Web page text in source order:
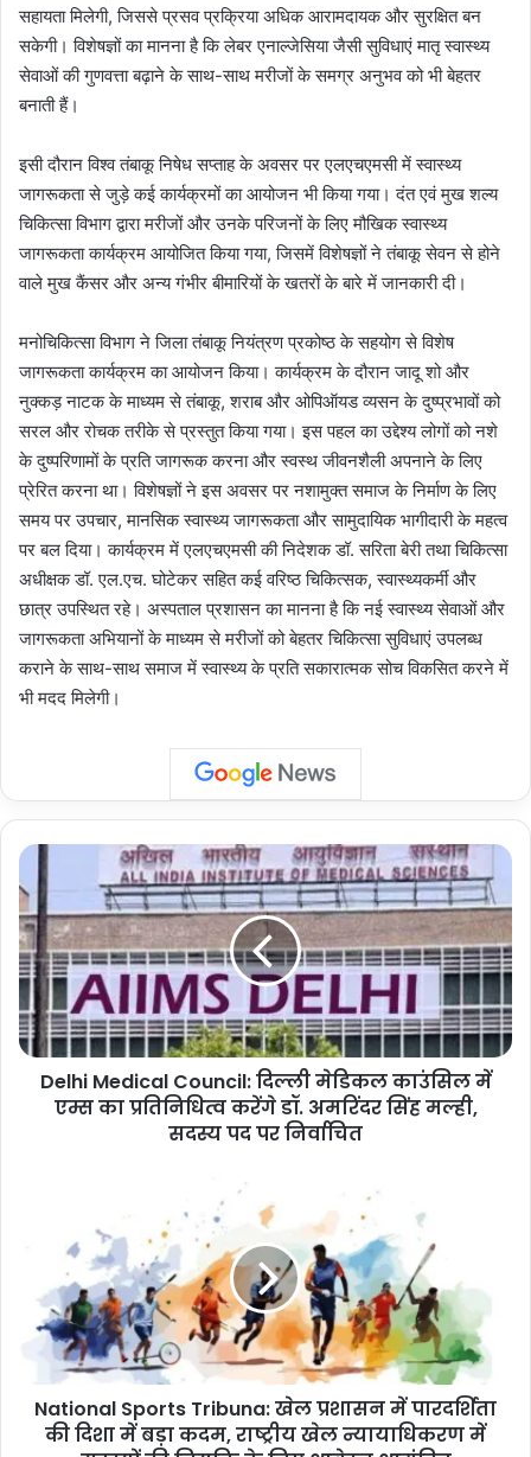
सहायता मिलेगी, जिससे प्रसव प्रक्रिया अधिक आरामदायक और सुरक्षित बन
सकेगी। विशेषज्ञों का मानना है कि लेबर एनाल्जेसिया जैसी सुविधाएं मातृ स्वास्थ्य
सेवाओं की गुणवत्ता बढ़ाने के साथ-साथ मरीजों के समग्र अनुभव को भी बेहतर
बनाती हैं।
इसी दौरान विश्व तंबाकू निषेध सप्ताह के अवसर पर एलएचएमसी में स्वास्थ्य
जागरूकता से जुड़े कई कार्यक्रमों का आयोजन भी किया गया। दंत एवं मुख शल्य
चिकित्सा विभाग द्वारा मरीजों और उनके परिजनों के लिए मौखिक स्वास्थ्य
जागरूकता कार्यक्रम आयोजित किया गया, जिसमें विशेषज्ञों ने तंबाकू सेवन से होने
वाले मुख कैंसर और अन्य गंभीर बीमारियों के खतरों के बारे में जानकारी दी।
मनोचिकित्सा विभाग ने जिला तंबाकू नियंत्रण प्रकोष्ठ के सहयोग से विशेष
जागरूकता कार्यक्रम का आयोजन किया। कार्यक्रम के दौरान जादू शो और
नुक्कड़ नाटक के माध्यम से तंबाकू, शराब और ओपिऑयड व्यसन के दुष्प्रभावों को
सरल और रोचक तरीके से प्रस्तुत किया गया। इस पहल का उद्देश्य लोगों को नशे
के दुष्परिणामों के प्रति जागरूक करना और स्वस्थ जीवनशैली अपनाने के लिए
प्रेरित करना था। विशेषज्ञों ने इस अवसर पर नशामुक्त समाज के निर्माण के लिए
समय पर उपचार, मानसिक स्वास्थ्य जागरूकता और सामुदायिक भागीदारी के महत्व
पर बल दिया। कार्यक्रम में एलएचएमसी की निदेशक डॉ. सरिता बेरी तथा चिकित्सा
अधीक्षक डॉ. एल.एच. घोटेकर सहित कई वरिष्ठ चिकित्सक, स्वास्थ्यकर्मी और
छात्र उपस्थित रहे। अस्पताल प्रशासन का मानना है कि नई स्वास्थ्य सेवाओं और
जागरूकता अभियानों के माध्यम से मरीजों को बेहतर चिकित्सा सुविधाएं उपलब्ध
कराने के साथ-साथ समाज में स्वास्थ्य के प्रति सकारात्मक सोच विकसित करने में
भी मदद मिलेगी।
Delhi
Medical
Council:
दिल्ली
मेडिकल
काउंसिल
एम्स
का
प्रतिनिधित्व
निर्वाचित
Delhi Medical Council: दिल्ली मेडिकल काउंसिल में
एम्स का प्रतिनिधित्व करेंगे डॉ. अमरिंदर सिंह मल्ही,
सदस्य पद पर निर्वाचित
प्रशासन
पारदर्शिता
National Sports Tribuna: खेल प्रशासन में पारदर्शिता
की दिशा में बड़ा कदम, राष्ट्रीय खेल न्यायाधिकरण में